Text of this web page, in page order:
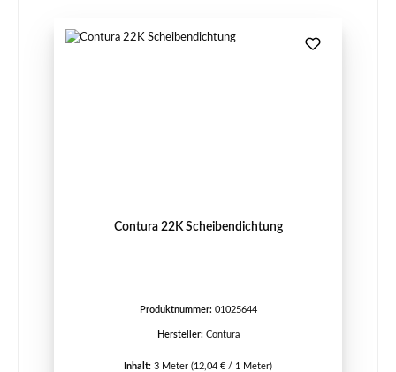
Contura 22K Scheibendichtung
Produktnummer: 01025644
Hersteller: Contura
Inhalt: 3 Meter (12,04 € / 1 Meter)